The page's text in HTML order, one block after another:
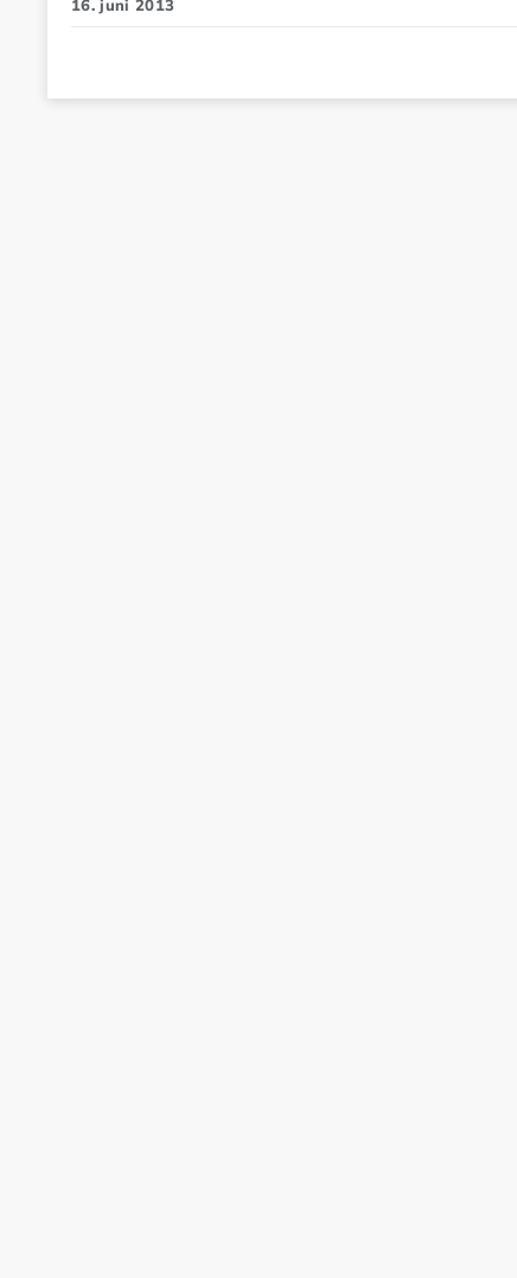
16. juni 2013